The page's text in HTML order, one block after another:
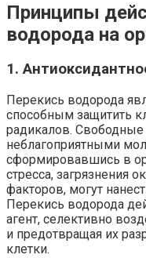
Принципы
водорода на
1.
Перекись водорода
способным защитить
радикалов.
неблагоприятными
сформировавшись в
стресса, загрязнения
факторов, могут
Перекись водорода
агент, селективно
и предотвращая их
клетки.